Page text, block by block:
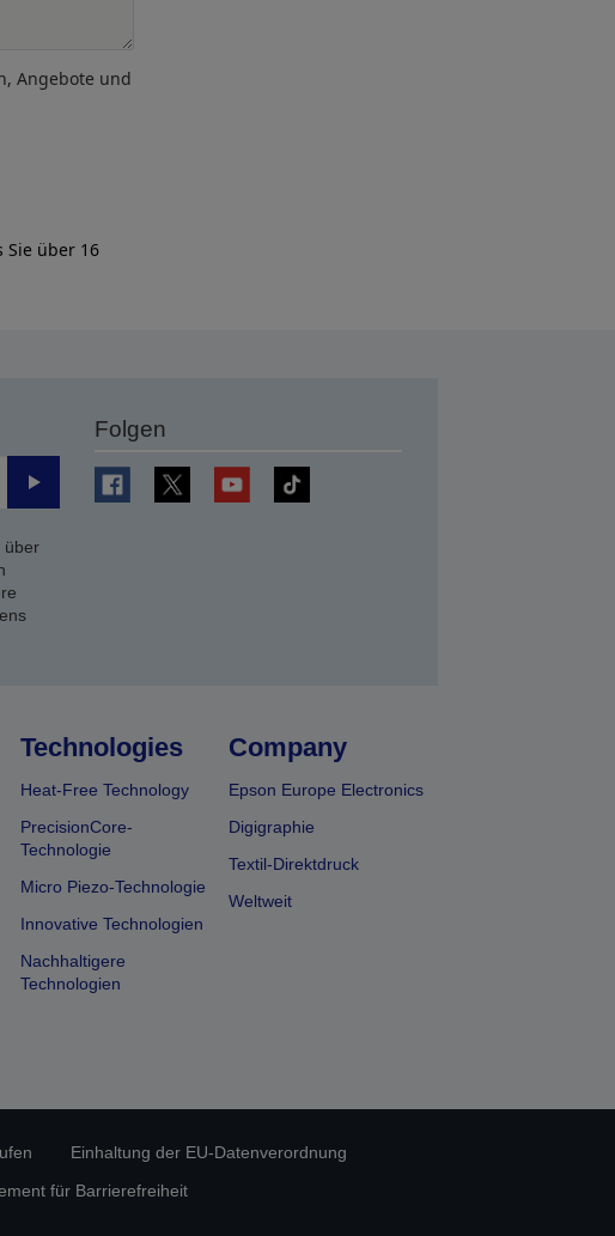
Angebote und
Sie über 16
Senden
über
Folgen
Technologies
Heat-Free Technology
PrecisionCore-
Technologie
Micro Piezo-Technologie
Innovative Technologien
Nachhaltigere
Technologien
Company
Epson Europe Electronics
Digigraphie
Textil-Direktdruck
Weltweit
Einhaltung der EU-Datenverordnung
für Barrierefreiheit